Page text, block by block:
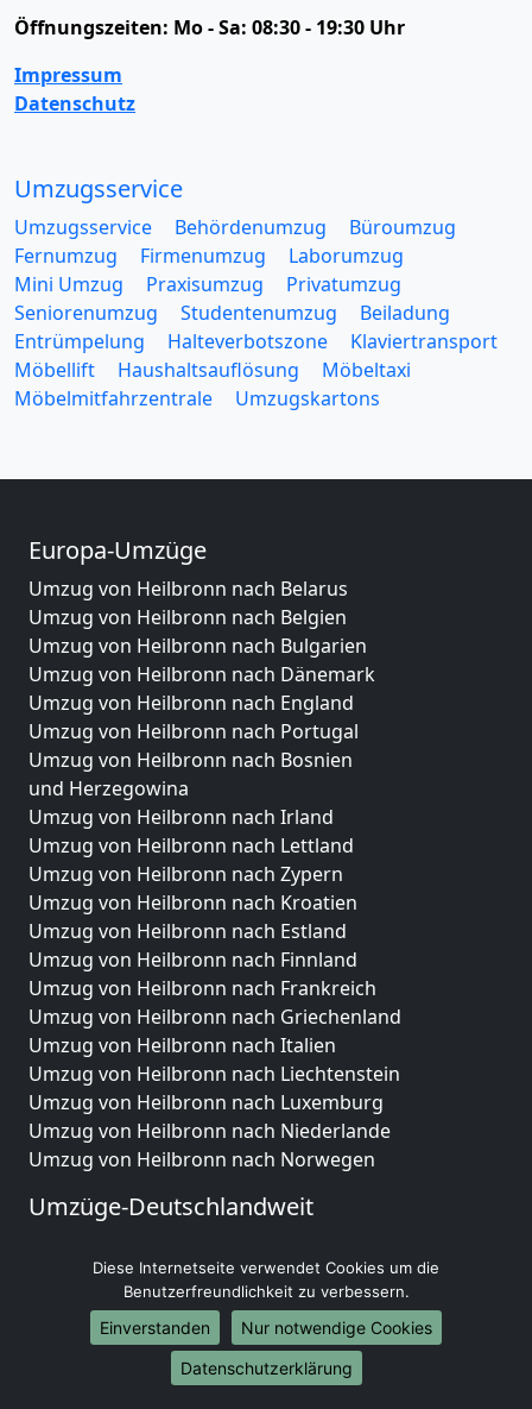
Öffnungszeiten: Mo - Sa: 08:30 - 19:30 Uhr
Impressum
Datenschutz
Umzugsservice
Umzugsservice Behördenumzug
Büroumzug
Fernumzug
Firmenumzug
Laborumzug
Mini Umzug
Praxisumzug
Privatumzug
Seniorenumzug
Studentenumzug
Beiladung
Entrümpelung
Halteverbotszone
Klaviertransport
Möbellift
Haushaltsauflösung
Möbeltaxi
Möbelmitfahrzentrale
Umzugskartons
Europa-Umzüge
Umzug von Heilbronn nach Belarus
Umzug von Heilbronn nach Belgien
Umzug von Heilbronn nach Bulgarien
Umzug von Heilbronn nach Dänemark
Umzug von Heilbronn nach England
Umzug von Heilbronn nach Portugal
Umzug von Heilbronn nach Bosnien
und Herzegowina
Umzug von Heilbronn nach Irland
Umzug von Heilbronn nach Lettland
Umzug von Heilbronn nach Zypern
Umzug von Heilbronn nach Kroatien
Umzug von Heilbronn nach Estland
Umzug von Heilbronn nach Finnland
Umzug von Heilbronn nach Frankreich
Umzug von Heilbronn nach Griechenland
Umzug von Heilbronn nach Italien
Umzug von Heilbronn nach Liechtenstein
Umzug von Heilbronn nach Luxemburg
Umzug von Heilbronn nach Niederlande
Umzug von Heilbronn nach Norwegen
Umzüge-Deutschlandweit
Umzug von Heilbronn nach Hamburg
Umzug von Heilbronn nach München
Umzug von Heilbronn nach Köln
Umzug von Heilbronn nach Frankfurt am Main
Umzug von Heilbronn nach Stuttgart
Diese Internetseite verwendet Cookies um die
Benutzerfreundlichkeit zu verbessern.
Einverstanden
Nur notwendige Cookies
Datenschutzerklärung